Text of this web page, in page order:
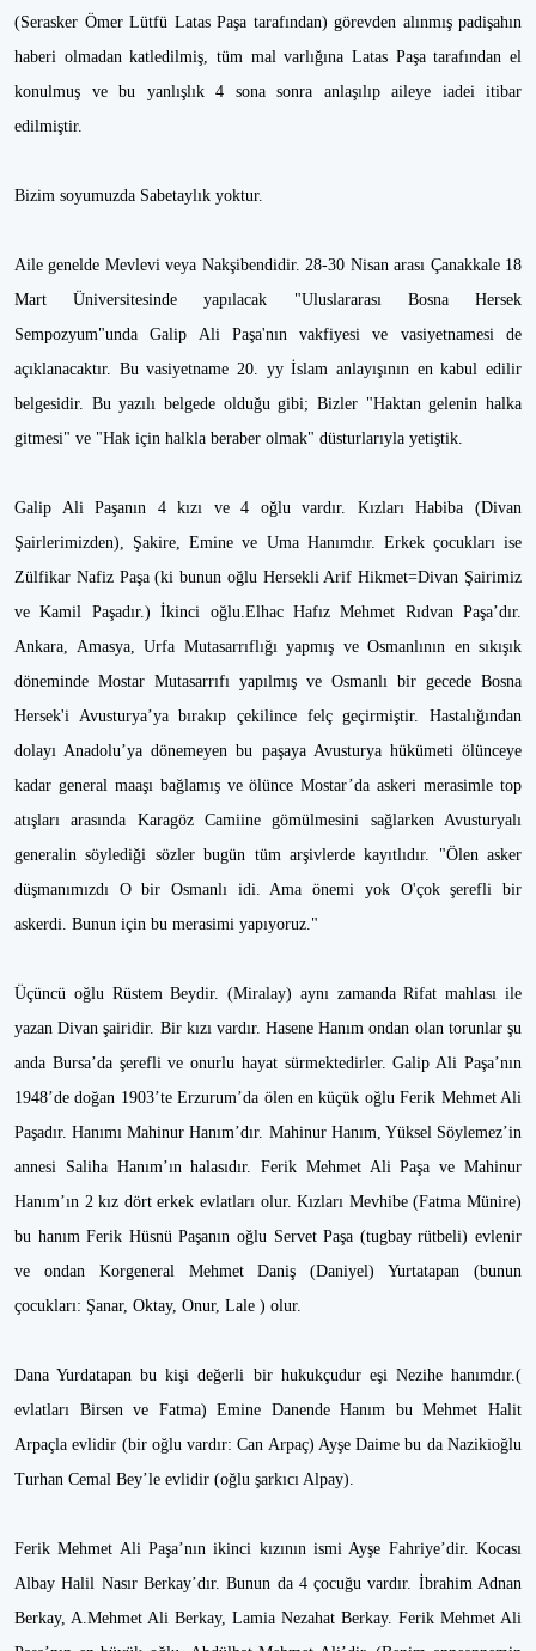
(Serasker Ömer Lütfü Latas Paşa tarafından) görevden alınmış padişahın
haberi olmadan katledilmiş, tüm mal varlığına Latas Paşa tarafından el
konulmuş ve bu yanlışlık 4 sona sonra anlaşılıp aileye iadei itibar
edilmiştir.
Bizim soyumuzda Sabetaylık yoktur.
Aile genelde Mevlevi veya Nakşibendidir. 28-30 Nisan arası Çanakkale 18
Mart Üniversitesinde yapılacak "Uluslararası Bosna Hersek
Sempozyum"unda Galip Ali Paşa'nın vakfiyesi ve vasiyetnamesi de
açıklanacaktır. Bu vasiyetname 20. yy İslam anlayışının en kabul edilir
belgesidir. Bu yazılı belgede olduğu gibi; Bizler "Haktan gelenin halka
gitmesi" ve "Hak için halkla beraber olmak" düsturlarıyla yetiştik.
Galip Ali Paşanın 4 kızı ve 4 oğlu vardır. Kızları Habiba (Divan
Şairlerimizden), Şakire, Emine ve Uma Hanımdır. Erkek çocukları ise
Zülfikar Nafiz Paşa (ki bunun oğlu Hersekli Arif Hikmet=Divan Şairimiz
ve Kamil Paşadır.) İkinci oğlu.Elhac Hafız Mehmet Rıdvan Paşa’dır.
Ankara, Amasya, Urfa Mutasarrıflığı yapmış ve Osmanlının en sıkışık
döneminde Mostar Mutasarrıfı yapılmış ve Osmanlı bir gecede Bosna
Hersek'i Avusturya’ya bırakıp çekilince felç geçirmiştir. Hastalığından
dolayı Anadolu’ya dönemeyen bu paşaya Avusturya hükümeti ölünceye
kadar general maaşı bağlamış ve ölünce Mostar’da askeri merasimle top
atışları arasında Karagöz Camiine gömülmesini sağlarken Avusturyalı
generalin söylediği sözler bugün tüm arşivlerde kayıtlıdır. "Ölen asker
düşmanımızdı O bir Osmanlı idi. Ama önemi yok O'çok şerefli bir
askerdi. Bunun için bu merasimi yapıyoruz."
Üçüncü oğlu Rüstem Beydir. (Miralay) aynı zamanda Rifat mahlası ile
yazan Divan şairidir. Bir kızı vardır. Hasene Hanım ondan olan torunlar şu
anda Bursa’da şerefli ve onurlu hayat sürmektedirler. Galip Ali Paşa’nın
1948’de doğan 1903’te Erzurum’da ölen en küçük oğlu Ferik Mehmet Ali
Paşadır. Hanımı Mahinur Hanım’dır. Mahinur Hanım, Yüksel Söylemez’in
annesi Saliha Hanım’ın halasıdır. Ferik Mehmet Ali Paşa ve Mahinur
Hanım’ın 2 kız dört erkek evlatları olur. Kızları Mevhibe (Fatma Münire)
bu hanım Ferik Hüsnü Paşanın oğlu Servet Paşa (tugbay rütbeli) evlenir
ve ondan Korgeneral Mehmet Daniş (Daniyel) Yurtatapan (bunun
çocukları: Şanar, Oktay, Onur, Lale ) olur.
Dana Yurdatapan bu kişi değerli bir hukukçudur eşi Nezihe hanımdır.(
evlatları Birsen ve Fatma) Emine Danende Hanım bu Mehmet Halit
Arpaçla evlidir (bir oğlu vardır: Can Arpaç) Ayşe Daime bu da Nazikioğlu
Turhan Cemal Bey’le evlidir (oğlu şarkıcı Alpay).
Ferik Mehmet Ali Paşa’nın ikinci kızının ismi Ayşe Fahriye’dir. Kocası
Albay Halil Nasır Berkay’dır. Bunun da 4 çocuğu vardır. İbrahim Adnan
Berkay, A.Mehmet Ali Berkay, Lamia Nezahat Berkay. Ferik Mehmet Ali